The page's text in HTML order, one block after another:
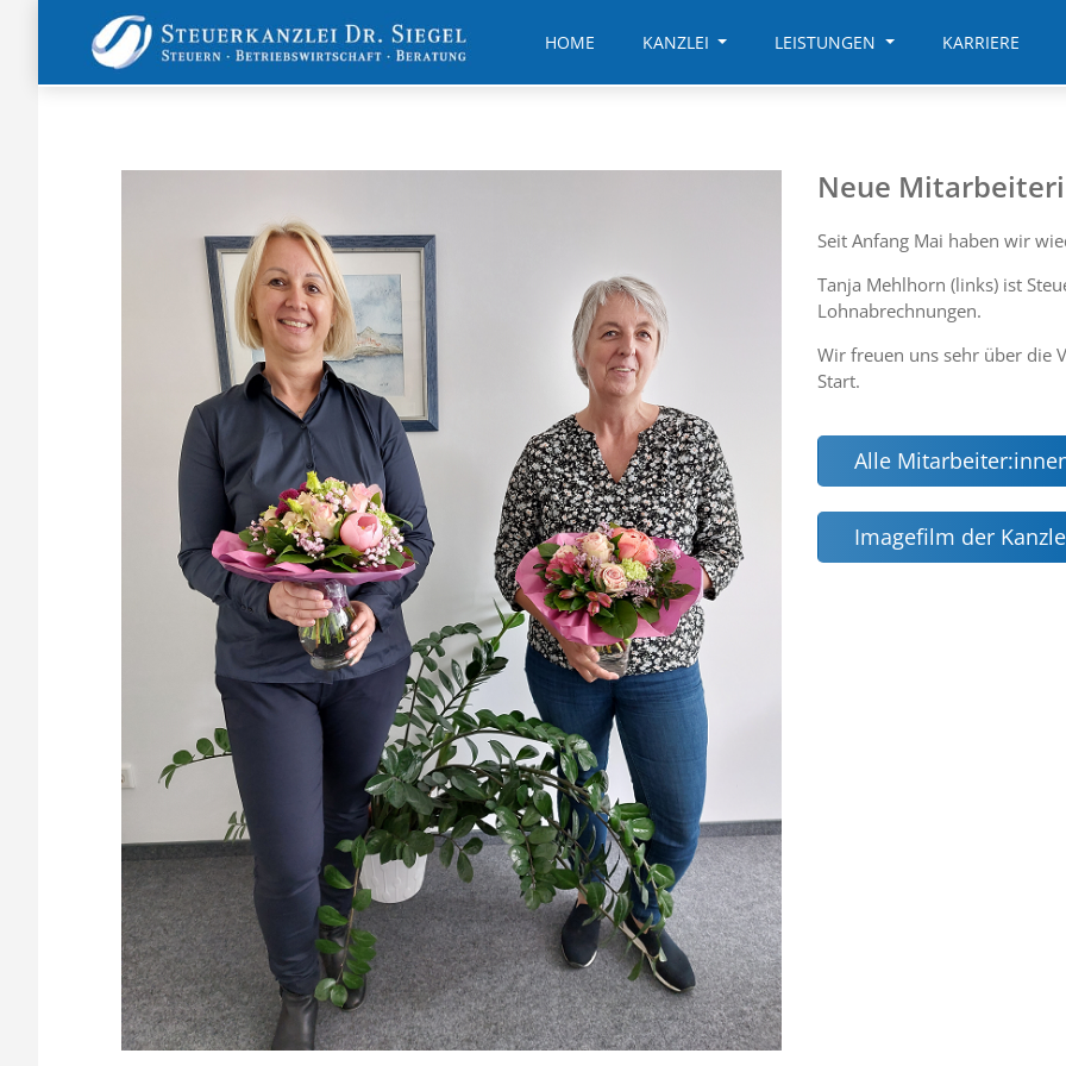
HOME KANZLEI LEISTUNGEN KARRIERE
Neue
Seit Anfang Mai haben wir
Tanja Mehlhorn (links) ist
Lohnabrechnungen.
Wir freuen uns sehr über die
Start.
Alle
Imagefilm der